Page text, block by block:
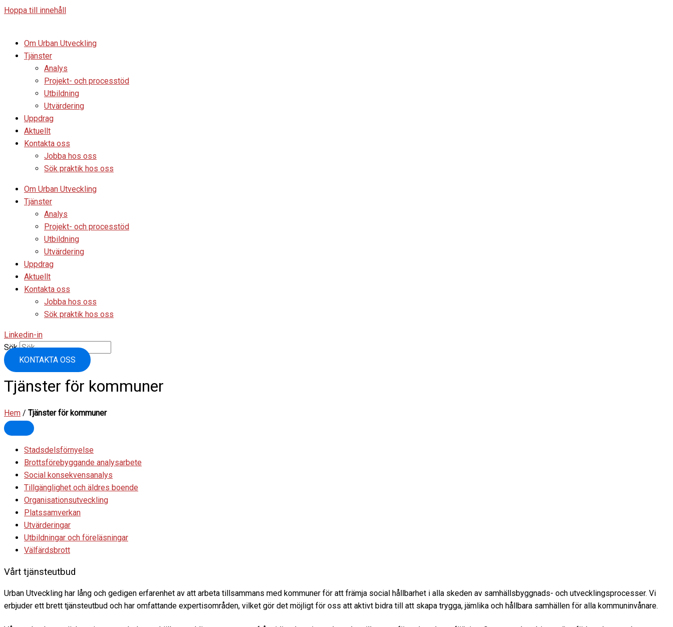
Hoppa till innehåll
Om Urban Utveckling
Tjänster
Analys
Projekt- och processtöd
Utbildning
Utvärdering
Uppdrag
Aktuellt
Kontakta oss
Jobba hos oss
Sök praktik hos oss
Om Urban Utveckling
Tjänster
Analys
Projekt- och processtöd
Utbildning
Utvärdering
Uppdrag
Aktuellt
Kontakta oss
Jobba hos oss
Sök praktik hos oss
Linkedin-in
Sök
KONTAKTA OSS
Tjänster för kommuner
Hem / Tjänster för kommuner
Stadsdelsförnyelse
Brottsförebyggande analysarbete
Social konsekvensanalys
Tillgänglighet och äldres boende
Organisationsutveckling
Platssamverkan
Utvärderingar
Utbildningar och föreläsningar
Välfärdsbrott
Vårt tjänsteutbud
Urban Utveckling har lång och gedigen erfarenhet av att arbeta tillsammans med kommuner för att främja social hållbarhet i alla skeden av samhällsbyggnads- och utvecklingsprocesser. Vi
erbjuder ett brett tjänsteutbud och har omfattande expertisområden, vilket gör det möjligt för oss att aktivt bidra till att skapa trygga, jämlika och hållbara samhällen för alla kommuninvånare.